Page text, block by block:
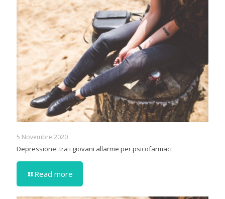
5 Novembre 2020
Depressione: tra i giovani allarme per psicofarmaci
Read more